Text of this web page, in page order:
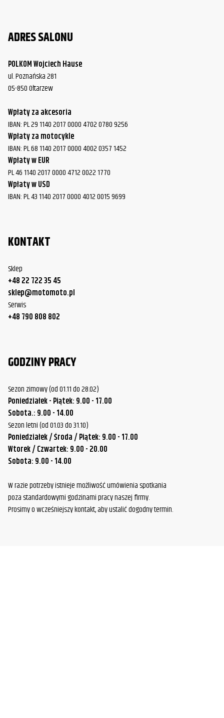
ADRES SALONU
POLKOM Wojciech Hause
ul. Poznańska 281
05-850 Ołtarzew
Wpłaty za akcesoria
IBAN: PL 29 1140 2017 0000 4702 0780 9256
Wpłaty za motocykle
IBAN: PL 68 1140 2017 0000 4002 0357 1452
Wpłaty w EUR
PL 46 1140 2017 0000 4712 0022 1770
Wpłaty w USD
IBAN: PL 43 1140 2017 0000 4012 0015 9699
KONTAKT
Sklep
+48 22 722 35 45
sklep@motomoto.pl
Serwis
+48 790 808 802
GODZINY PRACY
Sezon zimowy (od 01.11 do 28.02)
Poniedziałek - Piątek: 9.00 - 17.00
Sobota.: 9.00 - 14.00
Sezon letni (od 01.03 do 31.10)
Poniedziałek / Środa / Piątek: 9.00 - 17.00
Wtorek / Czwartek: 9.00 - 20.00
Sobota: 9.00 - 14.00
W razie potrzeby istnieje możliwość umówienia spotkania
poza standardowymi godzinami pracy naszej firmy.
Prosimy o wcześniejszy kontakt, aby ustalić dogodny termin.